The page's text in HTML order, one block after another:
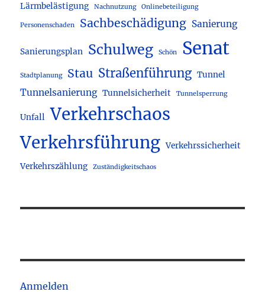
Lärmbelästigung Nachnutzung Onlinebeteiligung
Personenschaden Sachbeschädigung Sanierung
Sanierungsplan Schulweg Schön Senat
Stadtplanung Stau Straßenführung Tunnel
Tunnelsanierung Tunnelsicherheit Tunnelsperrung
Unfall Verkehrschaos
Verkehrsführung Verkehrssicherheit
Verkehrszählung Zuständigkeitschaos
Anmelden